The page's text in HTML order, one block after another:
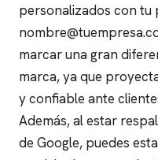
personalizados con tu
marcar una gran
marca, ya que
y confiable ante
Además, al estar
de Google, puedes